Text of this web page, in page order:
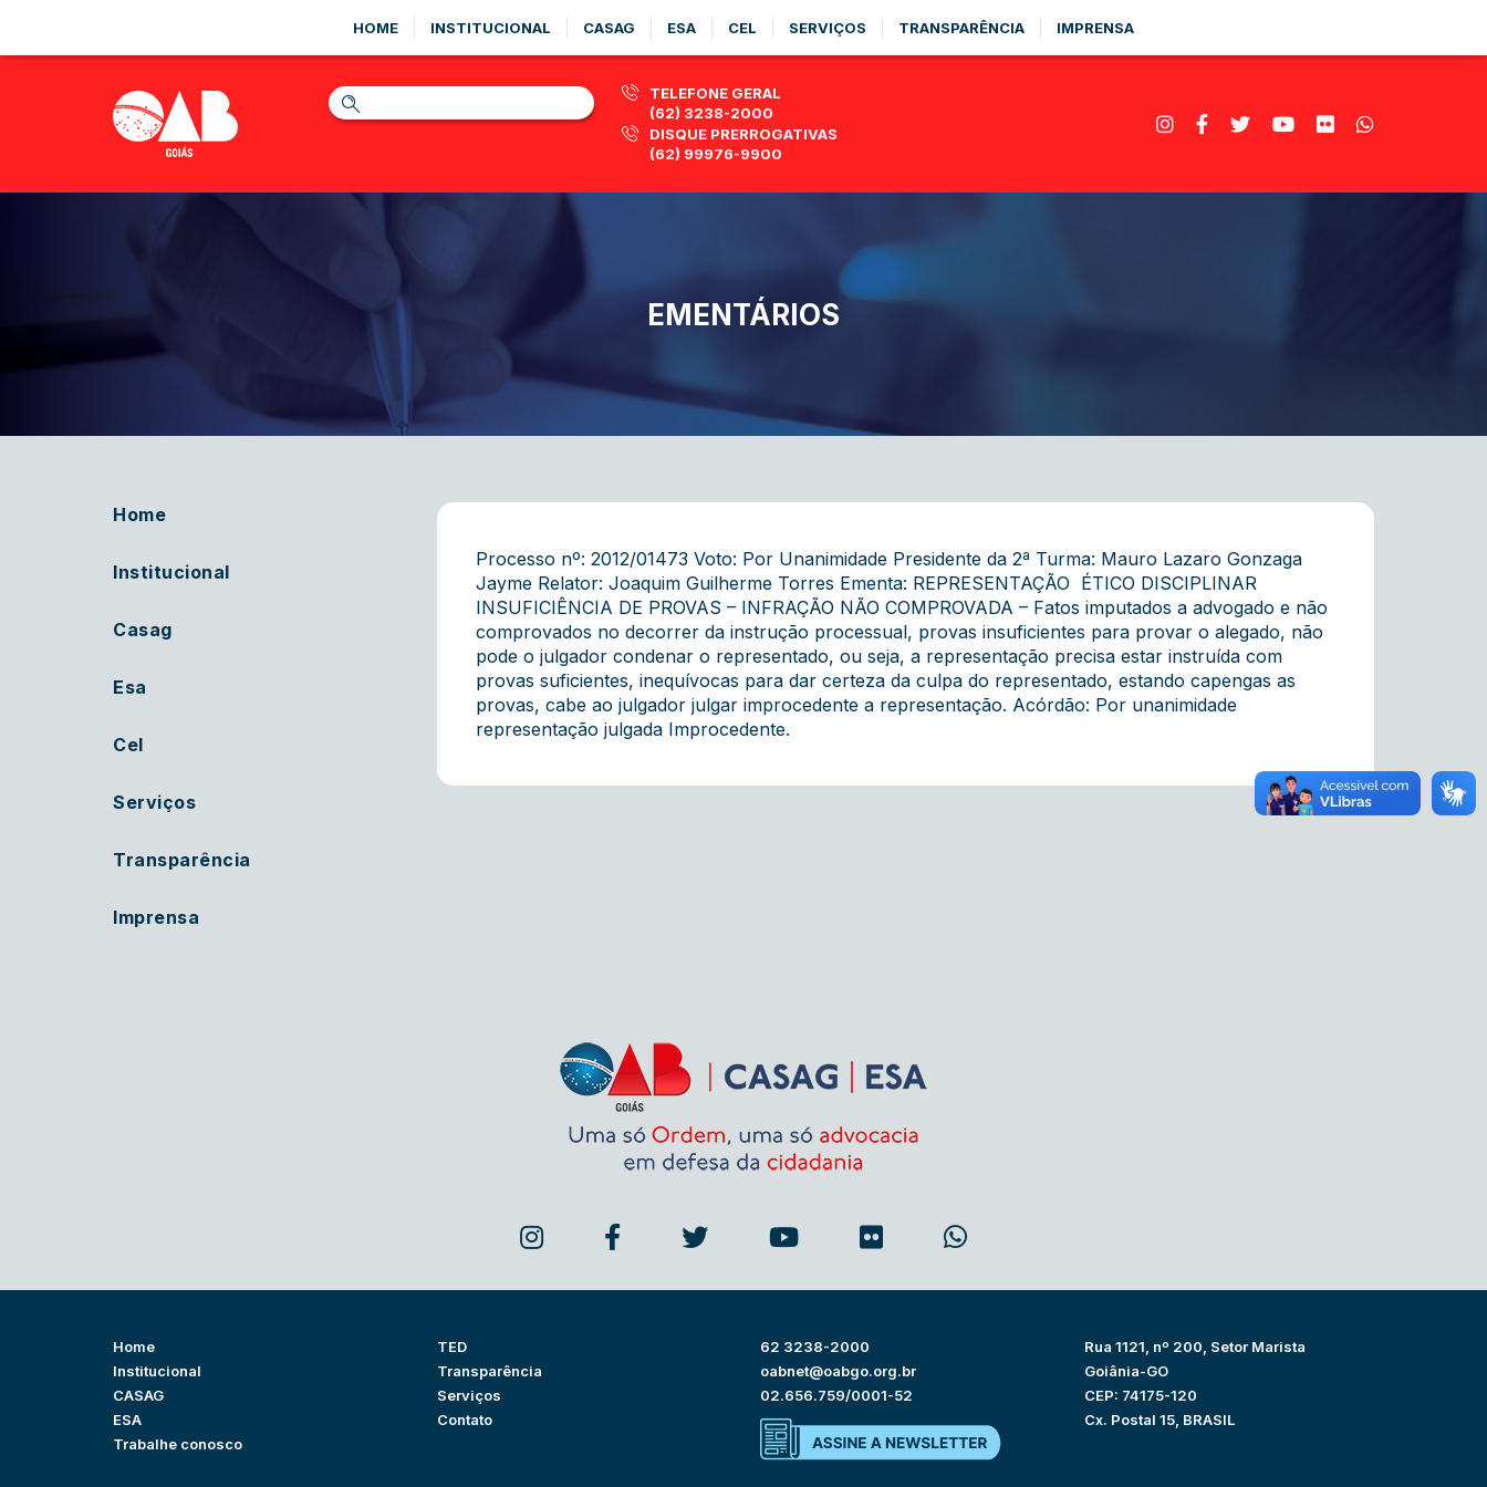
HOME INSTITUCIONAL CASAG ESA CEL SERVIÇOS TRANSPARÊNCIA IMPRENSA
TELEFONE GERAL
(62) 3238-2000
DISQUE PRERROGATIVAS
(62) 99976-9900
EMENTÁRIOS
Home
Institucional
Casag
Esa
Cel
Serviços
Transparência
Imprensa
Processo nº: 2012/01473 Voto: Por Unanimidade Presidente da 2ª Turma: Mauro Lazaro Gonzaga
Jayme Relator: Joaquim Guilherme Torres Ementa: REPRESENTAÇÃO  ÉTICO DISCIPLINAR 
INSUFICIÊNCIA DE PROVAS – INFRAÇÃO NÃO COMPROVADA – Fatos imputados a advogado e não
comprovados no decorrer da instrução processual, provas insuficientes para provar o alegado, não
pode o julgador condenar o representado, ou seja, a representação precisa estar instruída com
provas suficientes, inequívocas para dar certeza da culpa do representado, estando capengas as
provas, cabe ao julgador julgar improcedente a representação. Acórdão: Por unanimidade
representação julgada Improcedente.
Home
Institucional
CASAG
ESA
Trabalhe conosco
TED
Transparência
Serviços
Contato
62 3238-2000
oabnet@oabgo.org.br
02.656.759/0001-52
Rua 1121, nº 200, Setor Marista
Goiânia-GO
CEP: 74175-120
Cx. Postal 15, BRASIL